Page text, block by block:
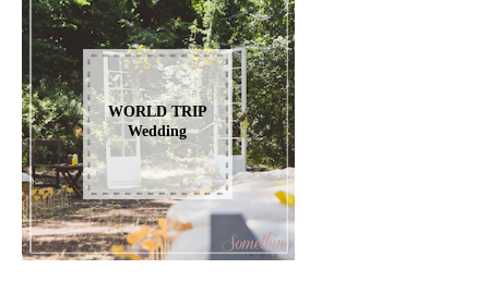
WORLD TRIP
Wedding